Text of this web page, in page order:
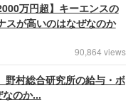
万円超】キーエンスの
スが高いのはなぜなのか
90,864 views
野村総合研究所の給与・ボ
のか...